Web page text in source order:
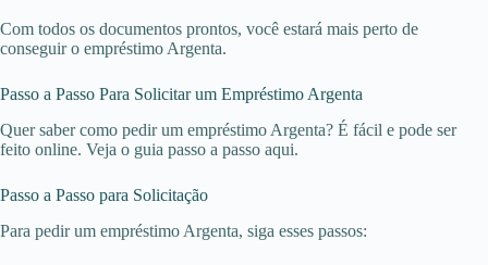
Com todos os documentos prontos, você estará mais perto de
conseguir o empréstimo Argenta.
Passo a Passo Para Solicitar um Empréstimo Argenta
Quer saber como pedir um empréstimo Argenta? É fácil e pode ser
feito online. Veja o guia passo a passo aqui.
Passo a Passo para Solicitação
Para pedir um empréstimo Argenta, siga esses passos: